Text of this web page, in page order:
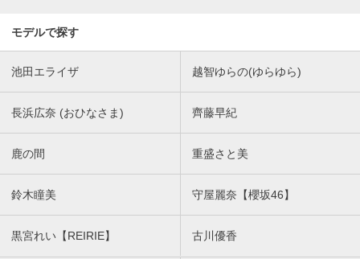
モデルで探す
池田エライザ 越智ゆらの(ゆらゆら)
長浜広奈 (おひなさま) 齊藤早紀
鹿の間 重盛さと美
鈴木瞳美 守屋麗奈【櫻坂46】
黒宮れい【REIRIE】 古川優香